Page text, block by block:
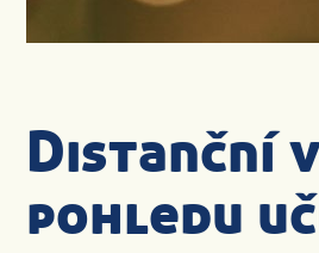
Distanční
pohledu